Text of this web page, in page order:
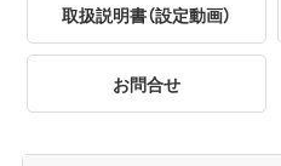
取扱説明書（設定動画）
お問合せ